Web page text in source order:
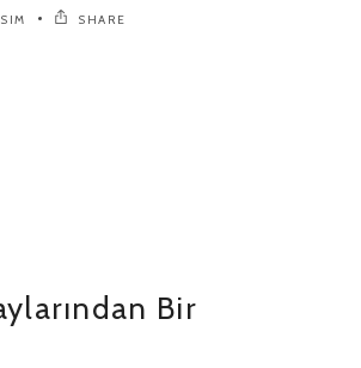
SHARE
Bir